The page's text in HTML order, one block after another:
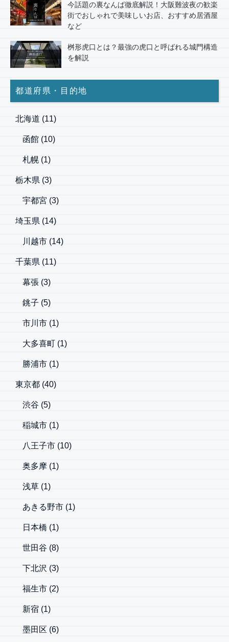
今話題の裏なんば徹底解説！大阪難波夜の歓楽
街でおしゃれで美味しいお店、おすすめ居酒屋
など
桝形虎口とは？最強の虎口と呼ばれる城門構造
を解説
都道府県・目的地
北海道 (11)
函館 (10)
札幌 (1)
栃木県 (3)
宇都宮 (3)
埼玉県 (14)
川越市 (14)
千葉県 (11)
幕張 (3)
銚子 (5)
市川市 (1)
大多喜町 (1)
勝浦市 (1)
東京都 (40)
渋谷 (5)
稲城市 (1)
八王子市 (10)
奥多摩 (1)
浅草 (1)
あきる野市 (1)
日本橋 (1)
世田谷 (8)
下北沢 (3)
福生市 (2)
新宿 (1)
墨田区 (6)